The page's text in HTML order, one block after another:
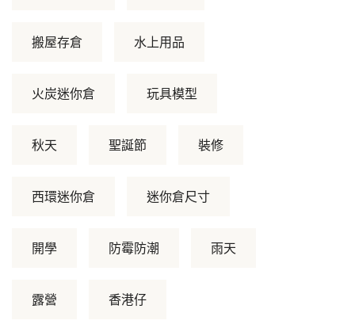
搬屋存倉 水上用品
火炭迷你倉 玩具模型
秋天 聖誕節 裝修
西環迷你倉 迷你倉尺寸
開學 防霉防潮 雨天
露營 香港仔